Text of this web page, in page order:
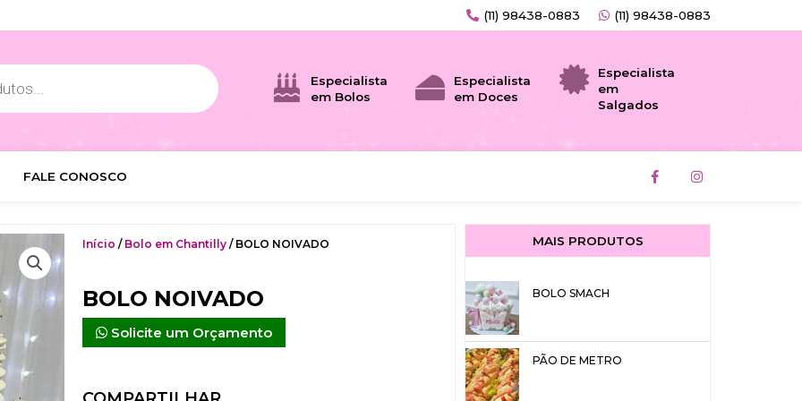
(11) 98438-0883 (11) 98438-0883
Especialista
em Bolos
Especialista
em Doces
Especialista
em
Salgados
FALE CONOSCO F
a
b
I
n
a
Início / Bolo em Chantilly/ BOLO NOIVADO
BOLO NOIVADO
Solicite um Orçamento
MAIS PRODUTOS
BOLO SMACH
PÃO DE METRO